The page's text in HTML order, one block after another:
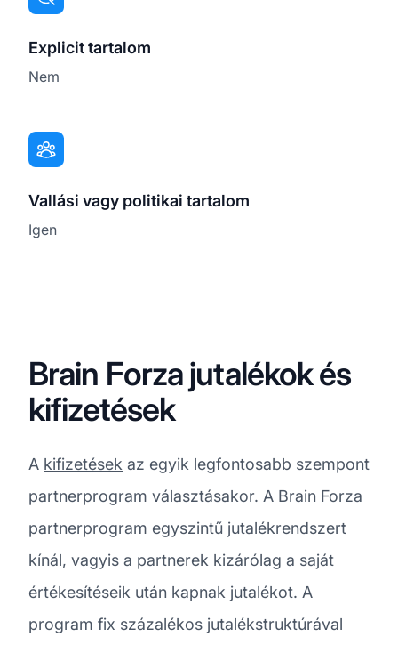
Explicit tartalom
Nem
Vallási vagy politikai tartalom
Igen
Brain Forza jutalékok és
kifizetések
A kifizetések az egyik legfontosabb szempont
partnerprogram választásakor. A Brain Forza
partnerprogram egyszintű jutalékrendszert
kínál, vagyis a partnerek kizárólag a saját
értékesítéseik után kapnak jutalékot. A
program fix százalékos jutalékstruktúrával